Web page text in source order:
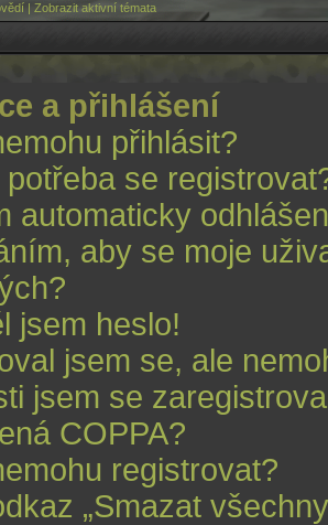
| Zobrazit aktivní témata
a přihlášení
přihlásit?
se
automaticky
aby se moje
jsem heslo!
jsem se, ale
jsem se
COPPA?
registrovat?
„Smazat